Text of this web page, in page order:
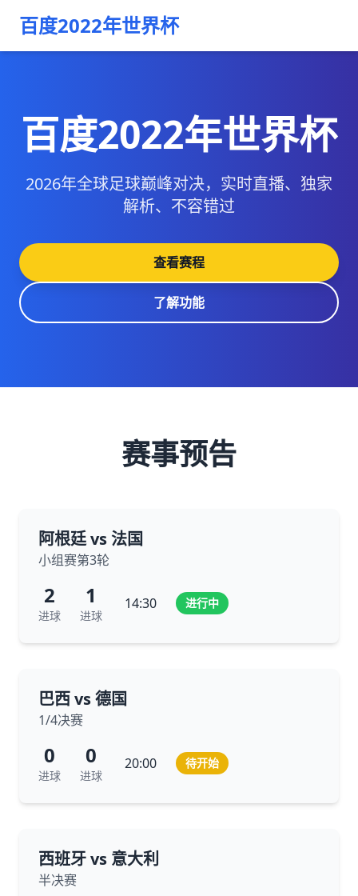
百度2022年世界杯
百度2022年世界杯
2026年全球足球巅峰对决，实时直播、独家
解析、不容错过
查看赛程
了解功能
赛事预告
阿根廷 vs 法国
小组赛第3轮
2
进球
1
进球
14:30 进行中
巴西 vs 德国
1/4决赛
0
进球
0
进球
20:00 待开始
西班牙 vs 意大利
半决赛